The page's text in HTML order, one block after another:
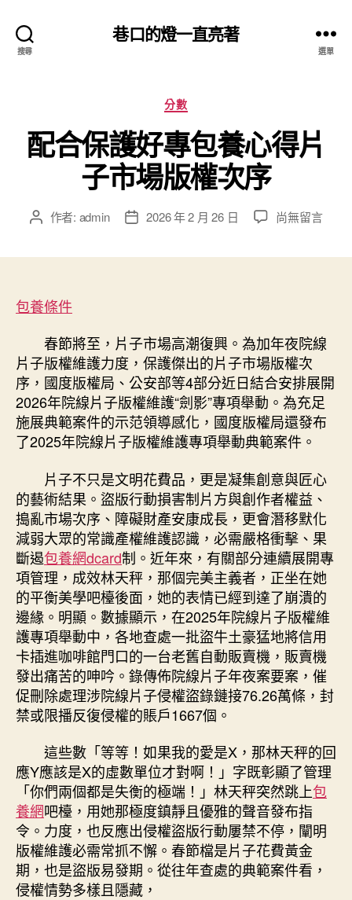
搜尋
巷口的燈一直亮著
選單
分
類
分數
配合保護好專包養心得片
子市場版權次序
文 作者: admin
文 2026 年 2 月 26 日
在
包
養
心
得
片
子
市
版
權
次
序〉
中
尚無留言
包養條件
春節將至，片子市場高潮復興。為加年夜院線
片子版權維護力度，保護傑出的片子市場版權次
序，國度版權局、公安部等4部分近日結合安排展開
2026年院線片子版權維護“劍影”專項舉動。為充足
施展典範案件的示范領導感化，國度版權局還發布
了2025年院線片子版權維護專項舉動典範案件。
片子不只是文明花費品，更是凝集創意與匠心
的藝術結果。盜版行動損害制片方與創作者權益、
搗亂市場次序、障礙財產安康成長，更會潛移默化
減弱大眾的常識產權維護認識，必需嚴格衝擊、果
斷遏包養網dcard制。近年來，有關部分連續展開專
項管理，成效林天秤，那個完美主義者，正坐在她
的平衡美學吧檯後面，她的表情已經到達了崩潰的
邊緣。明顯。數據顯示，在2025年院線片子版權維
護專項舉動中，各地查處一批盜牛土豪猛地將信用
卡插進咖啡館門口的一台老舊自動販賣機，販賣機
發出痛苦的呻吟。錄傳佈院線片子年夜案要案，催
促刪除處理涉院線片子侵權盜錄鏈接76.26萬條，封
禁或限播反復侵權的賬戶1667個。
這些數「等等！如果我的愛是X，那林天秤的回
應Y應該是X的虛數單位才對啊！」字既彰顯了管理
「你們兩個都是失衡的極端！」林天秤突然跳上包
養網吧檯，用她那極度鎮靜且優雅的聲音發布指
令。力度，也反應出侵權盜版行動屢禁不停，闡明
版權維護必需常抓不懈。春節檔是片子花費黃金
期，也是盜版易發期。從往年查處的典範案件看，
侵權情勢多樣且隱藏，